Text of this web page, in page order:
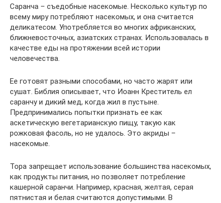
Саранча – съедобные насекомые. Несколько культур по
всему миру потребляют насекомых, и она считается
деликатесом. Употребляется во многих африканских,
ближневосточных, азиатских странах. Использовалась в
качестве еды на протяжении всей истории
человечества.
Ее готовят разными способами, но часто жарят или
сушат. Библия описывает, что Иоанн Креститель ел
саранчу и дикий мед, когда жил в пустыне.
Предпринимались попытки признать ее как
аскетическую вегетарианскую пищу, такую ​​как
рожковая фасоль, но не удалось. Это акриды –
насекомые.
Тора запрещает использование большинства насекомых,
как продукты питания, но позволяет потребление
кашерной саранчи. Например, красная, желтая, серая
пятнистая и белая считаются допустимыми. В